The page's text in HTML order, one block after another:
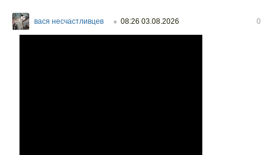
вася несчастливцев ○ 08:26 03.08.2026 0